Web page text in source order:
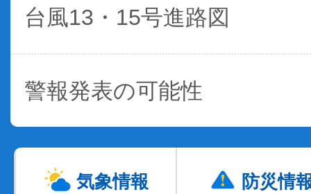
台風13・15号進路図
警報発表の可能性
気象情報 防災情